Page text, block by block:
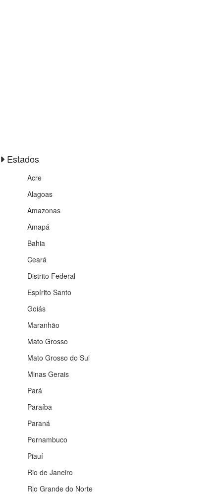
Estados
Acre
Alagoas
Amazonas
Amapá
Bahia
Ceará
Distrito Federal
Espírito Santo
Goiás
Maranhão
Mato Grosso
Mato Grosso do Sul
Minas Gerais
Pará
Paraíba
Paraná
Pernambuco
Piauí
Rio de Janeiro
Rio Grande do Norte